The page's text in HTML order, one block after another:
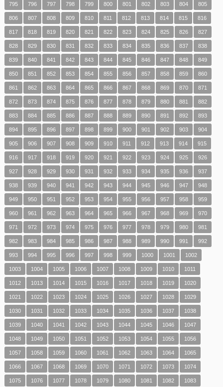
795 796 797 798 799 800 801 802 803 804 805
806 807 808 809 810 811 812 813 814 815 816
817 818 819 820 821 822 823 824 825 826 827
828 829 830 831 832 833 834 835 836 837 838
839 840 841 842 843 844 845 846 847 848 849
850 851 852 853 854 855 856 857 858 859 860
861 862 863 864 865 866 867 868 869 870 871
872 873 874 875 876 877 878 879 880 881 882
883 884 885 886 887 888 889 890 891 892 893
894 895 896 897 898 899 900 901 902 903 904
905 906 907 908 909 910 911 912 913 914 915
916 917 918 919 920 921 922 923 924 925 926
927 928 929 930 931 932 933 934 935 936 937
938 939 940 941 942 943 944 945 946 947 948
949 950 951 952 953 954 955 956 957 958 959
960 961 962 963 964 965 966 967 968 969 970
971 972 973 974 975 976 977 978 979 980 981
982 983 984 985 986 987 988 989 990 991 992
993 994 995 996 997 998 999 1000 1001 1002
1003 1004 1005 1006 1007 1008 1009 1010 1011
1012 1013 1014 1015 1016 1017 1018 1019 1020
1021 1022 1023 1024 1025 1026 1027 1028 1029
1030 1031 1032 1033 1034 1035 1036 1037 1038
1039 1040 1041 1042 1043 1044 1045 1046 1047
1048 1049 1050 1051 1052 1053 1054 1055 1056
1057 1058 1059 1060 1061 1062 1063 1064 1065
1066 1067 1068 1069 1070 1071 1072 1073 1074
1075 1076 1077 1078 1079 1080 1081 1082 1083